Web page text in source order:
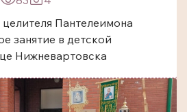
Пантелеимона
занятие в детской
Нижневартовска